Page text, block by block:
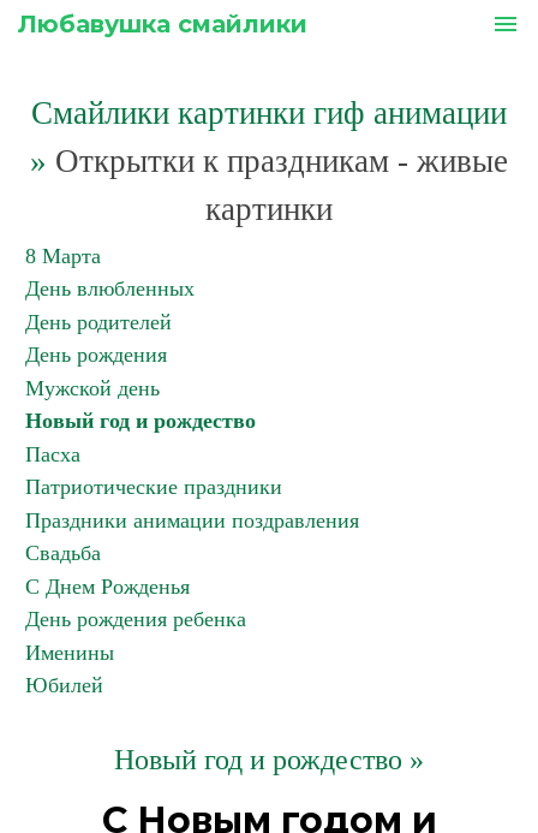
Любавушка смайлики menu
Смайлики картинки гиф анимации
» Открытки к праздникам - живые
картинки
8 Марта
День влюбленных
День родителей
День рождения
Мужской день
Новый год и рождество
Пасха
Патриотические праздники
Праздники анимации поздравления
Свадьба
С Днем Рожденья
День рождения ребенка
Именины
Юбилей
Новый год и рождество »
С Новым годом и